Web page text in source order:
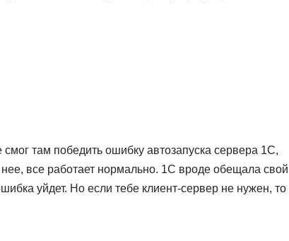
там победить ошибку автозапуска сервера 1С,
все работает нормально. 1С вроде обещала свой
уйдет. Но если тебе клиент-сервер не нужен, то